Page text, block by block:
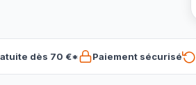
dès 70 €* Paiement sécurisé